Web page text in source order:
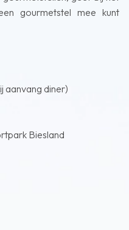
gourmetstel mee kunt
aanvang diner)
Biesland